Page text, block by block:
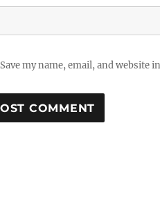
Save my name, email, and